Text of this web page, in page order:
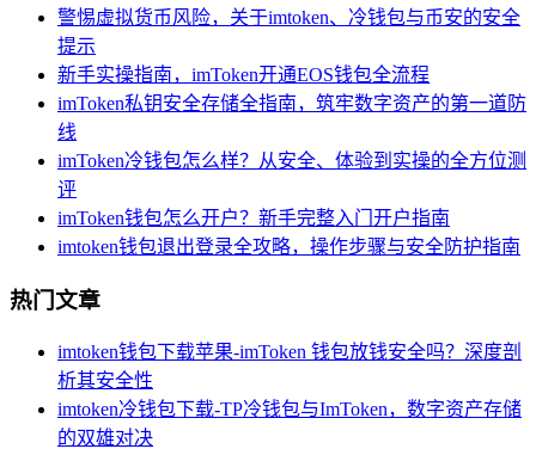
警惕虚拟货币风险，关于imtoken、冷钱包与币安的安全
提示
新手实操指南，imToken开通EOS钱包全流程
imToken私钥安全存储全指南，筑牢数字资产的第一道防
线
imToken冷钱包怎么样？从安全、体验到实操的全方位测
评
imToken钱包怎么开户？新手完整入门开户指南
imtoken钱包退出登录全攻略，操作步骤与安全防护指南
热门文章
imtoken钱包下载苹果-imToken 钱包放钱安全吗？深度剖
析其安全性
imtoken冷钱包下载-TP冷钱包与ImToken，数字资产存储
的双雄对决